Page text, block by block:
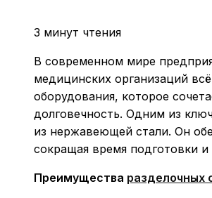
3 минут чтения
В современном мире
медицинских организаций
оборудования, которое
долговечность. Одним из
из нержавеющей стали. Он
сокращая время подготовки и
Преимущества разделочных